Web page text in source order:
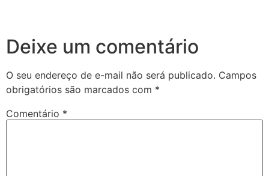
Deixe um comentário
O seu endereço de e-mail não será publicado. Campos
obrigatórios são marcados com *
Comentário *